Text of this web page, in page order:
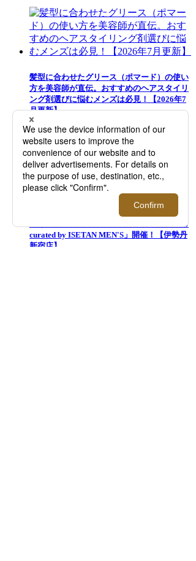
髪型に合わせたグリース（ポマード）の使い
方を美容師が直伝。おすすめのヘアスタイリ
ング剤選びに悩むメンズは必見！【2026年7
月更新】
日常に寄り添って香りを選ぶ、自分らしさを
引き立てる一本の香りとの出会い「香水夏市
curated by ISETAN MEN'S」開催！【伊勢丹
新宿店】